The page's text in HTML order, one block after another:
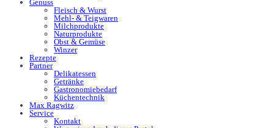
Genuss
Fleisch & Wurst
Mehl- & Teigwaren
Milchprodukte
Naturprodukte
Obst & Gemüse
Winzer
Rezepte
Partner
Delikatessen
Getränke
Gastronomiebedarf
Küchentechnik
Max Ragwitz
Service
Kontakt